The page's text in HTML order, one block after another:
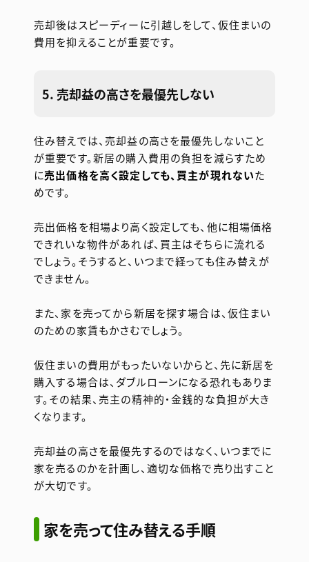
売却後はスピーディーに引越しをして、仮住まいの
費用を抑えることが重要です。
5. 売却益の高さを最優先しない
住み替えでは、売却益の高さを最優先しないこと
が重要です。新居の購入費用の負担を減らすため
に売出価格を高く設定しても、買主が現れないた
めです。
売出価格を相場より高く設定しても、他に相場価格
できれいな物件があれば、買主はそちらに流れる
でしょう。そうすると、いつまで経っても住み替えが
できません。
また、家を売ってから新居を探す場合は、仮住まい
のための家賃もかさむでしょう。
仮住まいの費用がもったいないからと、先に新居を
購入する場合は、ダブルローンになる恐れもありま
す。その結果、売主の精神的・金銭的な負担が大き
くなります。
売却益の高さを最優先するのではなく、いつまでに
家を売るのかを計画し、適切な価格で売り出すこと
が大切です。
家を売って住み替える手順